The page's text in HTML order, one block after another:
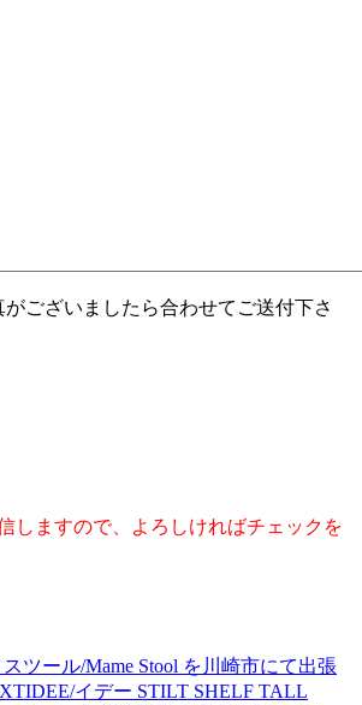
がございましたら合わせてご送付下さ
しますので、よろしければチェックを
ツール/Mame Stool を川崎市にて出張
IDEE/イデー STILT SHELF TALL